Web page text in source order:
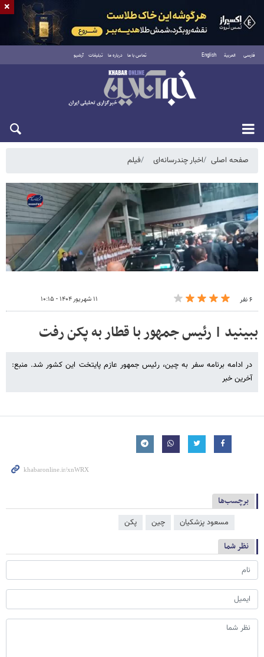
فارسی العربية English تماس با ما درباره ما تبلیغات آرشیو
جمعه ۱۶ مرداد ۱۴۰۵
صفحه اصلی اخبار چندرسانه‌ای فیلم
۶ نفر ۱۱ شهریور ۱۴۰۴ - ۱۰:۱۵
ببینید | رئیس جمهور با قطار به پکن رفت
در ادامه برنامه سفر به چین، رئیس جمهور عازم پایتخت این کشور شد. منبع:
آخرین خبر
برچسب‌ها
مسعود پزشکیان چین پکن
نظر شما
×